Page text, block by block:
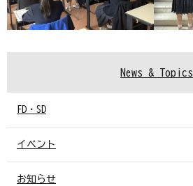
News & Topics
FD・SD
イベント
お知らせ